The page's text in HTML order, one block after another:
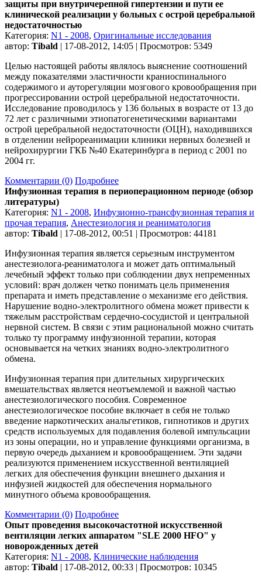
защиты при внутричерепной гипертензии и пути ее
клинической реализации у больных с острой церебральной
недостаточностью
Категория: N1 - 2008, Оригинальные исследования
автор: Tibald | 17-08-2012, 14:05 | Просмотров: 5349
Целью настоящей работы являлось выяснение соотношений
между показателями эластичности краниоспинального
содержимого и ауторегуляции мозгового кровообращения при
прогрессировании острой церебральной недостаточности.
Исследование проводилось у 136 больных в возрасте от 13 до
72 лет с различными этиопатогенетическими вариантами
острой церебральной недостаточности (ОЦН), находившихся
в отделении нейрореанимации клиники нервных болезней и
нейрохирургии ГКБ №40 Екатеринбурга в период с 2001 по
2004 гг.
Комментарии (0) Подробнее
Инфузионная терапия в периоперационном периоде (обзор
литературы)
Категория: N1 - 2008, Инфузионно-трансфузионная терапия и
прочая терапия, Анестезиология и реаниматология
автор: Tibald | 17-08-2012, 00:51 | Просмотров: 44181
Инфузионная терапия является серьезным инструментом
анестезиолога-реаниматолога и может дать оптимальный
лечебный эффект только при соблюдении двух непременных
условий: врач должен четко понимать цель применения
препарата и иметь представление о механизме его действия.
Нарушение водно-электролитного обмена может привести к
тяжелым расстройствам сердечно-сосудистой и центральной
нервной систем. В связи с этим рациональной можно считать
только ту программу инфузионной терапии, которая
основывается на четких знаниях водно-электролитного
обмена.
Инфузионная терапия при длительных хирургических
вмешательствах является неотъемлемой и важной частью
анестезиологического пособия. Современное
анестезиологическое пособие включает в себя не только
введение наркотических анальгетиков, гипнотиков и других
средств используемых для подавления болевой импульсации
из зоны операции, но и управление функциями организма, в
первую очередь дыханием и кровообращением. Эти задачи
реализуются применением искусственной вентиляцией
легких для обеспечения функции внешнего дыхания и
инфузией жидкостей для обеспечения нормального
минутного объема кровообращения.
Комментарии (0) Подробнее
Опыт проведения высокочастотной искусственной
вентиляции легких аппаратом "SLE 2000 HFO" у
новорожденных детей
Категория: N1 - 2008, Клинические наблюдения
автор: Tibald | 17-08-2012, 00:33 | Просмотров: 10345